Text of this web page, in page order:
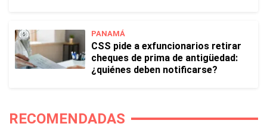
PANAMÁ
CSS pide a exfuncionarios retirar
cheques de prima de antigüedad:
¿quiénes deben notificarse?
RECOMENDADAS